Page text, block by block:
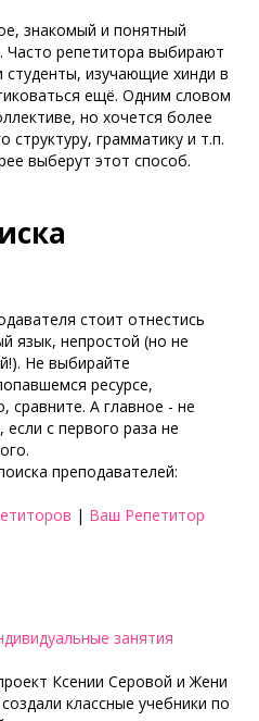
знакомый и понятный
Часто репетитора выбирают
изучающие хинди в
ещё. Одним словом
но хочется более
грамматику и т.п.
выберут этот способ.
стоит отнестись
язык, непростой (но не
Не выбирайте
ресурсе,
сравните. А главное - не
с первого раза не
преподавателей:
| Ваш Репетитор
занятия
Ксении Серовой и Жени
классные учебники по